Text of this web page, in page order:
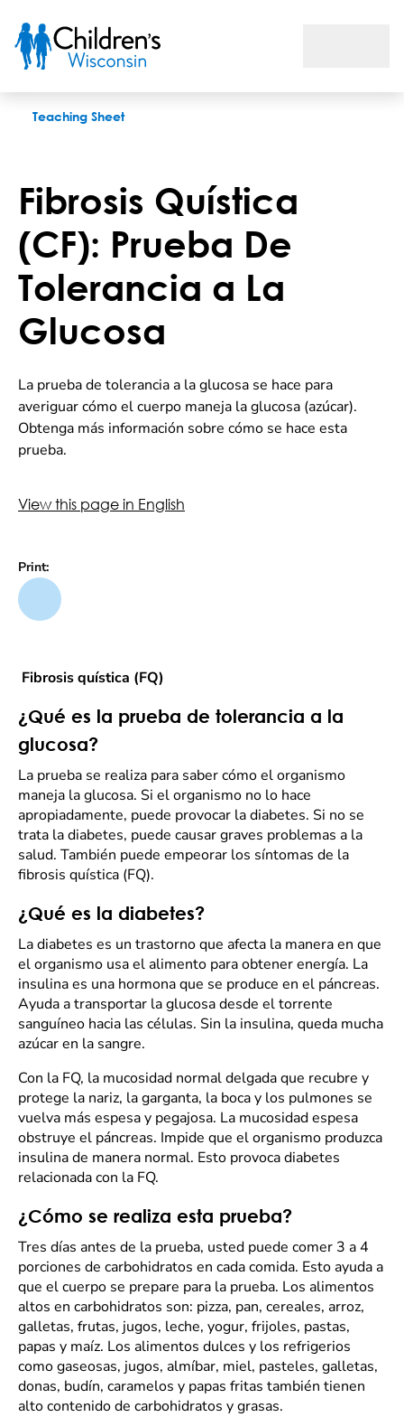
Teaching Sheet
Fibrosis Quística
(CF): Prueba De
Tolerancia a La
Glucosa
La prueba de tolerancia a la glucosa se hace para
averiguar cómo el cuerpo maneja la glucosa (azúcar).
Obtenga más información sobre cómo se hace esta
prueba.
View this page in English
Print:
Fibrosis quística (FQ)
¿Qué es la prueba de tolerancia a la
glucosa?
La prueba se realiza para saber cómo el organismo
maneja la glucosa. Si el organismo no lo hace
apropiadamente, puede provocar la diabetes. Si no se
trata la diabetes, puede causar graves problemas a la
salud. También puede empeorar los síntomas de la
fibrosis quística (FQ).
¿Qué es la diabetes?
La diabetes es un trastorno que afecta la manera en que
el organismo usa el alimento para obtener energía. La
insulina es una hormona que se produce en el páncreas.
Ayuda a transportar la glucosa desde el torrente
sanguíneo hacia las células. Sin la insulina, queda mucha
azúcar en la sangre.
Con la FQ, la mucosidad normal delgada que recubre y
protege la nariz, la garganta, la boca y los pulmones se
vuelva más espesa y pegajosa. La mucosidad espesa
obstruye el páncreas. Impide que el organismo produzca
insulina de manera normal. Esto provoca diabetes
relacionada con la FQ.
¿Cómo se realiza esta prueba?
Tres días antes de la prueba, usted puede comer 3 a 4
porciones de carbohidratos en cada comida. Esto ayuda a
que el cuerpo se prepare para la prueba. Los alimentos
altos en carbohidratos son: pizza, pan, cereales, arroz,
galletas, frutas, jugos, leche, yogur, frijoles, pastas,
papas y maíz. Los alimentos dulces y los refrigerios
como gaseosas, jugos, almíbar, miel, pasteles, galletas,
donas, budín, caramelos y papas fritas también tienen
alto contenido de carbohidratos y grasas.